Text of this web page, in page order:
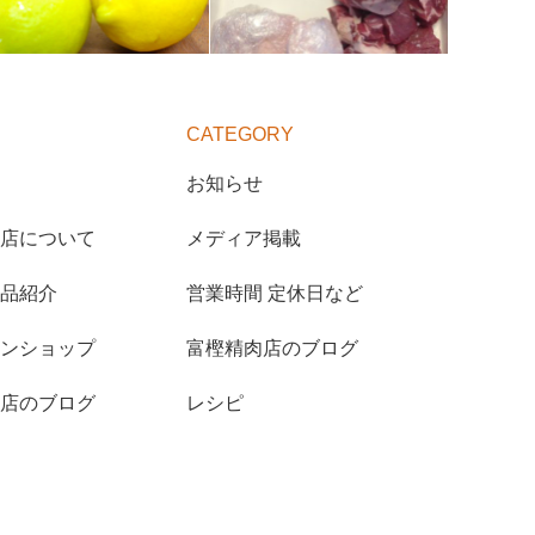
について
紹介
ショップ
のブログ
CATEGORY
お知らせ
メディア掲載
営業時間 定休日など
富樫精肉店のブログ
レシピ